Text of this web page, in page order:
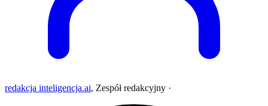
redakcja inteligencja.ai, Zespół redakcyjny ·